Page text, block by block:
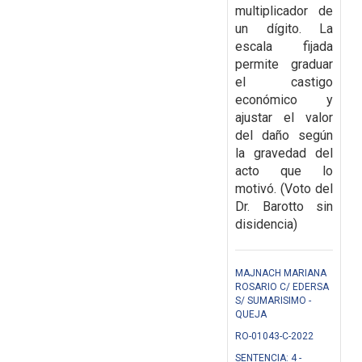
multiplicador de
un dígito. La
escala fijada
permite graduar
el castigo
económico y
ajustar el valor
del daño según
la gravedad del
acto que lo
motivó. (Voto del
Dr. Barotto sin
disidencia)
MAJNACH MARIANA
ROSARIO C/ EDERSA
S/ SUMARISIMO -
QUEJA
RO-01043-C-2022
SENTENCIA: 4 -